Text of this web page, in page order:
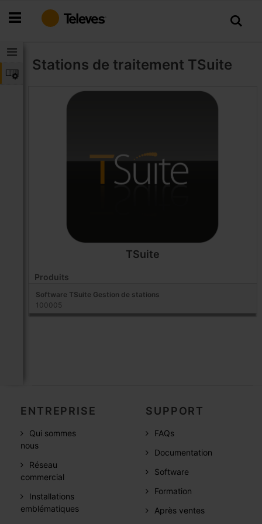
au
Stations de traitement TSuite
TSuite
Produits
Software TSuite Gestion de stations
100005
ENTREPRISE
Qui sommes
nous
Réseau
commercial
Installations
emblématiques
SUPPORT
FAQs
Documentation
Software
Formation
Après ventes